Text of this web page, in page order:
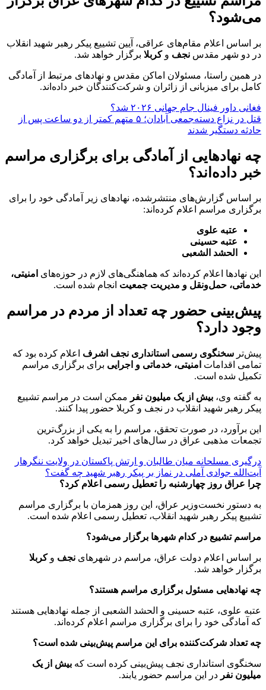
می‌شود؟
بر اساس اعلام مقام‌های عراقی، آیین تشییع پیکر رهبر شهید انقلاب
در دو شهر مقدس نجف وکربلا برگزار خواهد شد.
در همین راستا، مسئولان اماکن مقدس و نهادهای مرتبط از آمادگی
کامل برای میزبانی از زائران و شرکت‌کنندگان خبر داده‌اند.
فغانی داور فینال جام جهانی ۲۰۲۶ شد؟
قتل در نزاع دسته‌جمعی آبادان؛ ۵ متهم کمتر از دو ساعت پس از
حادثه دستگیر شدند
چه نهادهایی از آمادگی برای برگزاری مراسم
خبر داده‌اند؟
بر اساس گزارش‌های منتشرشده، نهادهای زیر آمادگی خود را برای
برگزاری مراسم اعلام کرده‌اند:
عتبه علوی
عتبه حسینی
الحشد الشعبی
این نهادها اعلام کرده‌اند که هماهنگی‌های لازم در حوزه‌های امنیتی،
خدماتی، حمل‌ونقل و مدیریت جمعیت انجام شده است.
پیش‌بینی حضور چه تعداد از مردم در مراسم
وجود دارد؟
پیش‌تر سخنگوی رسمی استانداری نجف اشرف اعلام کرده بود که
تمامی اقدامات امنیتی، خدماتی و اجرایی برای برگزاری مراسم
تکمیل شده است.
به گفته وی، بیش از یک میلیون نفر ممکن است در مراسم تشییع
پیکر رهبر شهید انقلاب در نجف و کربلا حضور پیدا کنند.
این برآورد، در صورت تحقق، مراسم را به یکی از بزرگ‌ترین
تجمعات مذهبی عراق در سال‌های اخیر تبدیل خواهد کرد.
درگیری مسلحانه میان طالبان و ارتش پاکستان در ولایت ننگرهار
آیت‌الله جوادی آملی در نماز بر پیکر رهبر شهید چه گفت؟
چرا عراق روز چهارشنبه را تعطیل رسمی اعلام کرد؟
به دستور نخست‌وزیر عراق، این روز همزمان با برگزاری مراسم
تشییع پیکر رهبر شهید انقلاب، تعطیل رسمی اعلام شده است.
مراسم تشییع در کدام شهرها برگزار می‌شود؟
بر اساس اعلام دولت عراق، مراسم در شهرهای نجف وکربلا
برگزار خواهد شد.
چه نهادهایی مسئول برگزاری مراسم هستند؟
عتبه علوی، عتبه حسینی و الحشد الشعبی از جمله نهادهایی هستند
که آمادگی خود را برای برگزاری مراسم اعلام کرده‌اند.
چه تعداد شرکت‌کننده برای این مراسم پیش‌بینی شده است؟
سخنگوی استانداری نجف پیش‌بینی کرده است که بیش از یک
میلیون نفر در این مراسم حضور یابند.